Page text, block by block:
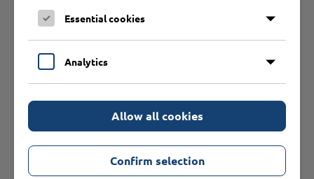
SAH Teddybär Deutschland
Polymagnet Deutschland mit
Essential cookies
Analytics
Allow all cookies
Confirm selection